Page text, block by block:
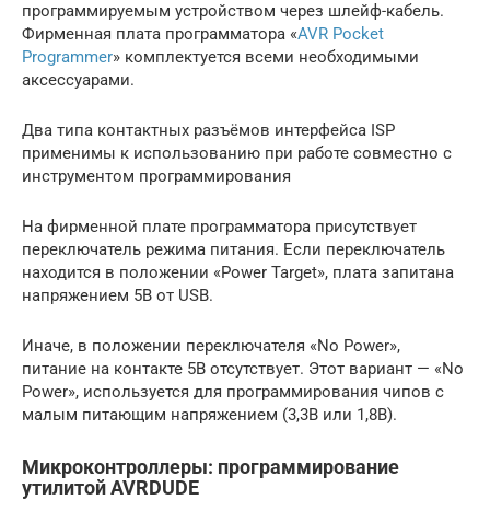
программируемым устройством через шлейф-кабель.
Фирменная плата программатора «AVR Pocket
Programmer» комплектуется всеми необходимыми
аксессуарами.
Два типа контактных разъёмов интерфейса ISP
применимы к использованию при работе совместно с
инструментом программирования
На фирменной плате программатора присутствует
переключатель режима питания. Если переключатель
находится в положении «Power Target», плата запитана
напряжением 5В от USB.
Иначе, в положении переключателя «No Power»,
питание на контакте 5В отсутствует. Этот вариант — «No
Power», используется для программирования чипов с
малым питающим напряжением (3,3В или 1,8В).
Микроконтроллеры: программирование
утилитой AVRDUDE